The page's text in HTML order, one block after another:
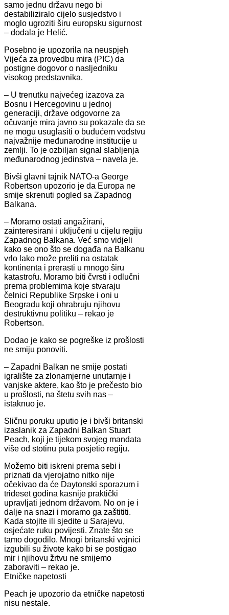
samo jednu državu nego bi
destabiliziralo cijelo susjedstvo i
moglo ugroziti širu europsku sigurnost
– dodala je Helić.
Posebno je upozorila na neuspjeh
Vijeća za provedbu mira (PIC) da
postigne dogovor o nasljedniku
visokog predstavnika.
– U trenutku najvećeg izazova za
Bosnu i Hercegovinu u jednoj
generaciji, države odgovorne za
očuvanje mira javno su pokazale da se
ne mogu usuglasiti o budućem vodstvu
najvažnije međunarodne institucije u
zemlji. To je ozbiljan signal slabljenja
međunarodnog jedinstva – navela je.
Bivši glavni tajnik NATO-a George
Robertson upozorio je da Europa ne
smije skrenuti pogled sa Zapadnog
Balkana.
– Moramo ostati angažirani,
zainteresirani i uključeni u cijelu regiju
Zapadnog Balkana. Već smo vidjeli
kako se ono što se događa na Balkanu
vrlo lako može preliti na ostatak
kontinenta i prerasti u mnogo širu
katastrofu. Moramo biti čvrsti i odlučni
prema problemima koje stvaraju
čelnici Republike Srpske i oni u
Beogradu koji ohrabruju njihovu
destruktivnu politiku – rekao je
Robertson.
Dodao je kako se pogreške iz prošlosti
ne smiju ponoviti.
– Zapadni Balkan ne smije postati
igralište za zlonamjerne unutarnje i
vanjske aktere, kao što je prečesto bio
u prošlosti, na štetu svih nas –
istaknuo je.
Sličnu poruku uputio je i bivši britanski
izaslanik za Zapadni Balkan Stuart
Peach, koji je tijekom svojeg mandata
više od stotinu puta posjetio regiju.
Možemo biti iskreni prema sebi i
priznati da vjerojatno nitko nije
očekivao da će Daytonski sporazum i
trideset godina kasnije praktički
upravljati jednom državom. No on je i
dalje na snazi i moramo ga zaštititi.
Kada stojite ili sjedite u Sarajevu,
osjećate ruku povijesti. Znate što se
tamo dogodilo. Mnogi britanski vojnici
izgubili su živote kako bi se postigao
mir i njihovu žrtvu ne smijemo
zaboraviti – rekao je.
Etničke napetosti
Peach je upozorio da etničke napetosti
nisu nestale.